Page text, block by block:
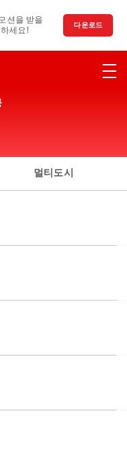
션을 받을
세요!
다운로드
멀티도시